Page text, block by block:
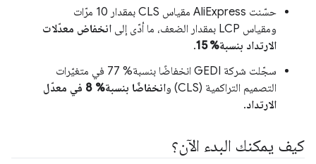
حسّنت AliExpress مقياس CLS بمقدار 10 مرّات
ومقياس LCP بمقدار الضعف، ما أدّى إلى
انخفاض معدّلات
الارتداد بنسبة% 15
.
سجّلت شركة GEDI انخفاضًا بنسبة% 77 في متغيّرات
التصميم التراكمية (CLS) و
انخفاضًا بنسبة% 8 في معدّل
الارتداد.
كيف يمكنك البدء الآن؟